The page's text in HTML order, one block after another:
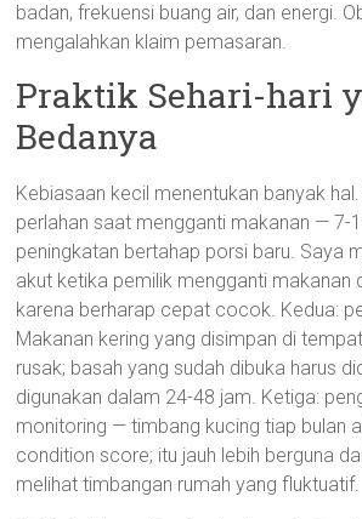
badan, frekuensi buang air, dan energi.
mengalahkan klaim pemasaran.
Praktik Sehari-hari
Bedanya
Kebiasaan kecil menentukan banyak
perlahan saat mengganti makanan — 7-
peningkatan bertahap porsi baru. Saya
akut ketika pemilik mengganti makanan
karena berharap cepat cocok. Kedua:
Makanan kering yang disimpan di
rusak; basah yang sudah dibuka harus
digunakan dalam 24-48 jam. Ketiga:
monitoring — timbang kucing tiap bulan
condition score; itu jauh lebih berguna
melihat timbangan rumah yang fluktuatif.